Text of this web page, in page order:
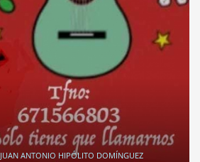
JUAN ANTONIO HIPÓLITO DOMÍNGUEZ